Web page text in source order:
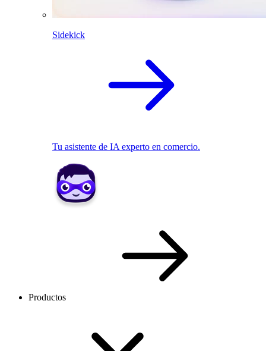
Sidekick
Tu asistente de IA experto en comercio.
Productos